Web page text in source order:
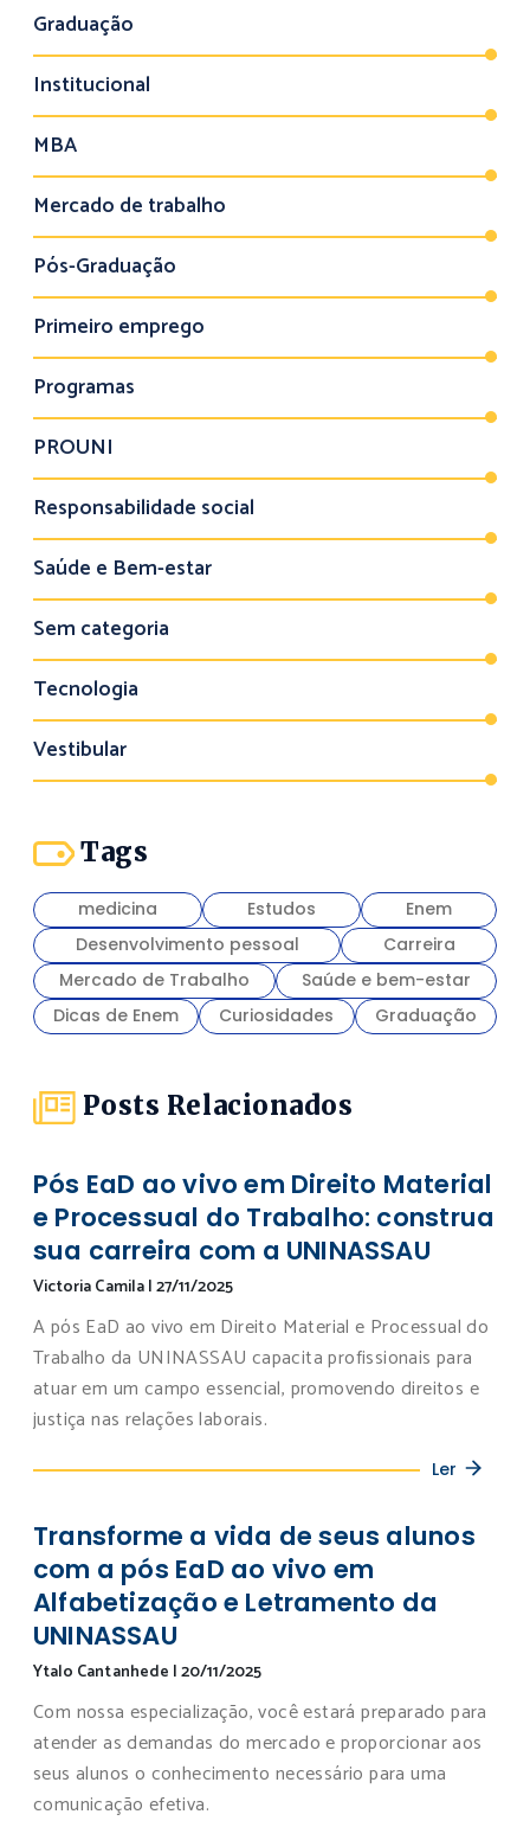
Graduação
Institucional
MBA
Mercado de trabalho
Pós-Graduação
Primeiro emprego
Programas
PROUNI
Responsabilidade social
Saúde e Bem-estar
Sem categoria
Tecnologia
Vestibular
Tags
medicina Estudos
Enem
Desenvolvimento pessoal
Carreira
Mercado de Trabalho
Saúde e bem-estar
Dicas de Enem
Curiosidades Graduação
Posts Relacionados
Pós EaD ao vivo em Direito Material
e Processual do Trabalho: construa
sua carreira com a UNINASSAU
Victoria Camila|27/11/2025
A pós EaD ao vivo em Direito Material e Processual do
Trabalho da UNINASSAU capacita profissionais para
atuar em um campo essencial, promovendo direitos e
justiça nas relações laborais.
Ler
Transforme a vida de seus alunos
com a pós EaD ao vivo em
Alfabetização e Letramento da
UNINASSAU
Ytalo Cantanhede |20/11/2025
Com nossa especialização, você estará preparado para
atender as demandas do mercado e proporcionar aos
seus alunos o conhecimento necessário para uma
comunicação efetiva.